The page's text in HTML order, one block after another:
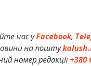
нас уFacebook,
на пошту
номер редакції+380